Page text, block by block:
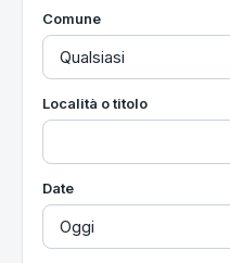
Comune
Località o titolo
Date